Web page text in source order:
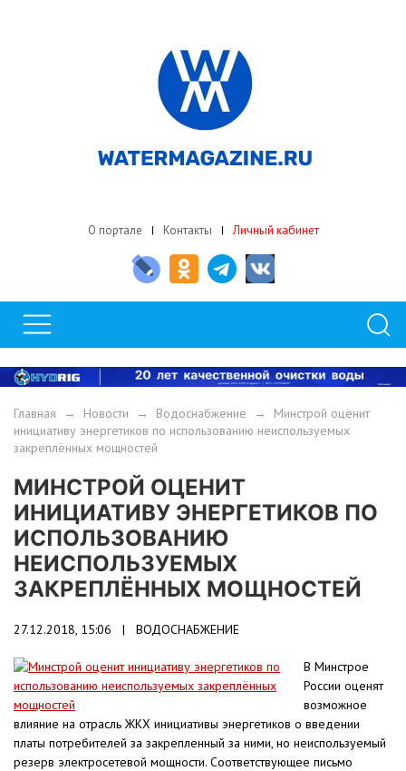
О портале Контакты Личный кабинет
Главная → Новости → Водоснабжение → Минстрой оценит
инициативу энергетиков по использованию неиспользуемых
закреплённых мощностей
МИНСТРОЙ ОЦЕНИТ
ИНИЦИАТИВУ ЭНЕРГЕТИКОВ ПО
ИСПОЛЬЗОВАНИЮ
НЕИСПОЛЬЗУЕМЫХ
ЗАКРЕПЛЁННЫХ МОЩНОСТЕЙ
27.12.2018, 15:06 | ВОДОСНАБЖЕНИЕ
В Минстрое
России оценят
возможное
влияние на отрасль ЖКХ инициативы энергетиков о введении
платы потребителей за закрепленный за ними, но неиспользуемый
резерв электросетевой мощности. Соответствующее письмо